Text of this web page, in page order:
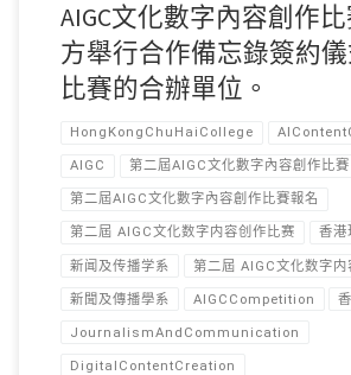
AIGC文化數字內容創作
方舉行合作備忘錄簽約
比賽的合辦單位。
HongKongChuHaiCollege
AIGC 第二屆AIGC文化數字內容創作比賽
第二屆AIGC文化數字內容創作比賽報名
第二屆 AIGC文化数字内容创作比赛 香港
新闻及传播学系 第二屆 AIGC文化数字内
新聞及傳播學系 AIGCCompetition
JournalismAndCommunication
DigitalContentCreation